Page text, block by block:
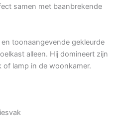
samen met baanbrekende
toonaangevende gekleurde
alleen. Hij domineert zijn
lamp in de woonkamer.